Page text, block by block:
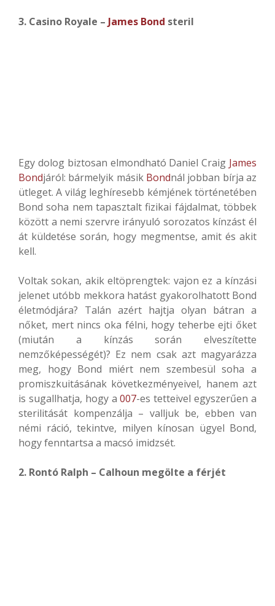
3. Casino Royale – James Bond steril
Egy dolog biztosan elmondható Daniel Craig James
Bondjáról: bármelyik másik Bondnál jobban bírja az
ütleget. A világ leghíresebb kémjének történetében
Bond soha nem tapasztalt fizikai fájdalmat, többek
között a nemi szervre irányuló sorozatos kínzást él
át küldetése során, hogy megmentse, amit és akit
kell.
Voltak sokan, akik eltöprengtek: vajon ez a kínzási
jelenet utóbb mekkora hatást gyakorolhatott Bond
életmódjára? Talán azért hajtja olyan bátran a
nőket, mert nincs oka félni, hogy teherbe ejti őket
(miután a kínzás során elveszítette
nemzőképességét)? Ez nem csak azt magyarázza
meg, hogy Bond miért nem szembesül soha a
promiszkuitásának következményeivel, hanem azt
is sugallhatja, hogy a007-es tetteivel egyszerűen a
sterilitását kompenzálja – valljuk be, ebben van
némi ráció, tekintve, milyen kínosan ügyel Bond,
hogy fenntartsa a macsó imidzsét.
2. Rontó Ralph – Calhoun megölte a férjét